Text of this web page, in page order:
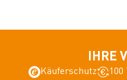
IHRE
Käuferschutz
100